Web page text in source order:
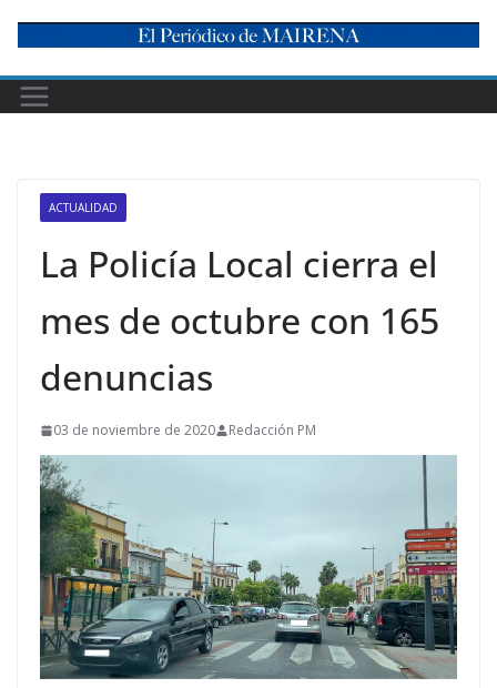
content
ACTUALIDAD
La Policía Local cierra el
mes de octubre con 165
denuncias
03 de noviembre de 2020 Redacción PM